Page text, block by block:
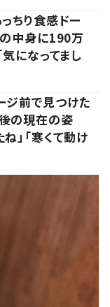
ちり食感ドー
中身に190万
気になってまし
ジ前で見つけた
の現在の姿
」「寒くて動け